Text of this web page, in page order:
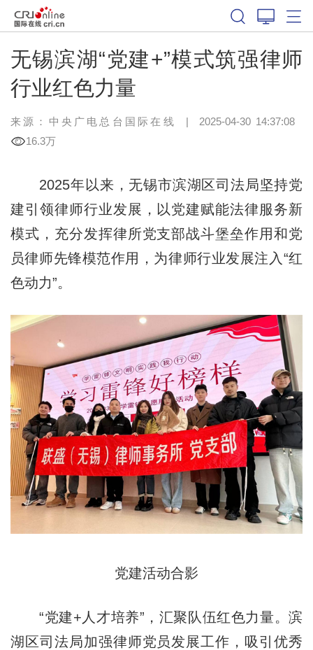
无锡滨湖“党建+”模式筑强律师
行业红色力量
来源：中央广电总台国际在线 | 2025-04-30 14:37:08
16.3万
2025年以来，无锡市滨湖区司法局坚持党
建引领律师行业发展，以党建赋能法律服务新
模式，充分发挥律所党支部战斗堡垒作用和党
员律师先锋模范作用，为律师行业发展注入“红
色动力”。
党建活动合影
“党建+人才培养”，汇聚队伍红色力量。滨
湖区司法局加强律师党员发展工作，吸引优秀